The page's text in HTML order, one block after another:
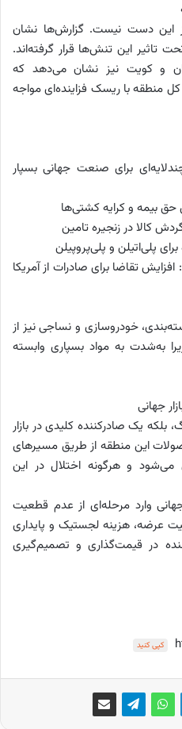
این دست نیست. گزارش‌ها نشان
تاثیر این تنش‌ها قرار گرفته‌اند.
و کویت نیز نشان می‌دهد که
منطقه با ریسک فزاینده‌ای مواجه
برای صنعت جهانی بسپار
تقاضا برای صادرات از آمریکا
خودروسازی و نساجی نیز از
به‌شدت به مواد بسپاری وابسته
جهانی
بلکه یک صادرکننده کلیدی در بازار
این منطقه از طریق مسیرهای
می‌شود و هرگونه اختلال در این
وارد مرحله‌ای از عدم قطعیت
عرضه، هزینه لجستیک و پایداری
در قیمت‌گذاری و تصمیم‌گیری
کپی کنید